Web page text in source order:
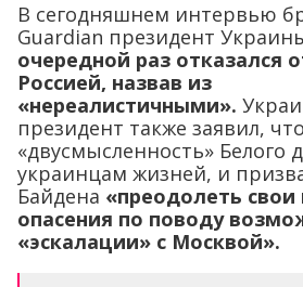
В сегодняшнем интервью
Guardian президент
очередной раз отказался
Россией, назвав из
«нереалистичными».
президент также заявил, что
«двусмысленность» Белого
украинцам жизней, и
Байдена «преодолеть свои
опасения по поводу
«эскалации» с Москвой».